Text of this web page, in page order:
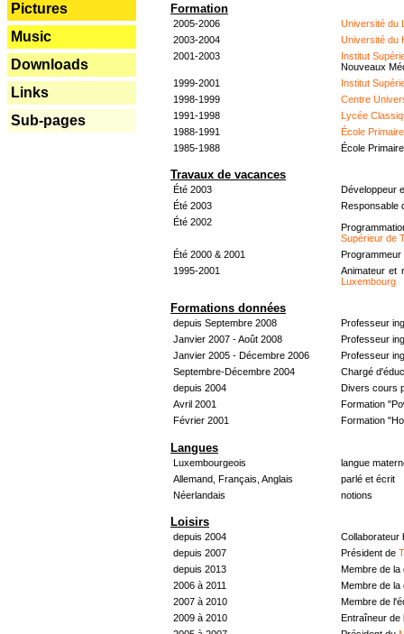
Pictures
Music
Downloads
Links
Sub-pages
Formation
2005-2006
Université du
2003-2004
Université du
2001-2003
Institut
Nouveaux
1999-2001
Institut
1998-1999
Centre
1991-1998
Lycée
1988-1991
École
1985-1988
École
Travaux de vacances
Été 2003
Développeur
Été 2003
Responsable
Été 2002
Supérieur de
Été 2000 & 2001
Programmeur
1995-2001
Animateur et
Luxembourg
Formations données
depuis Septembre 2008
Professeur
Janvier 2007 - Août 2008
Professeur
Janvier 2005 - Décembre 2006
Professeur
Septembre-Décembre 2004
Chargé
depuis 2004
Divers cours
Avril 2001
Formation
Février 2001
Formation
Langues
Luxembourgeois
langue
Allemand, Français, Anglais
parlé et écrit
Néerlandais
notions
Loisirs
depuis 2004
Collaborateur
depuis 2007
Président de
depuis 2013
Membre de
2006 à 2011
Membre de
2007 à 2010
Membre de
2009 à 2010
Entraîneur de